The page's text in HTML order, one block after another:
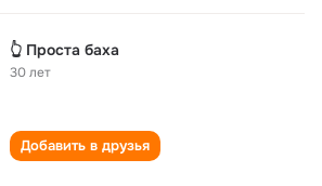
👆 Проста баха
30 лет
Добавить в друзья